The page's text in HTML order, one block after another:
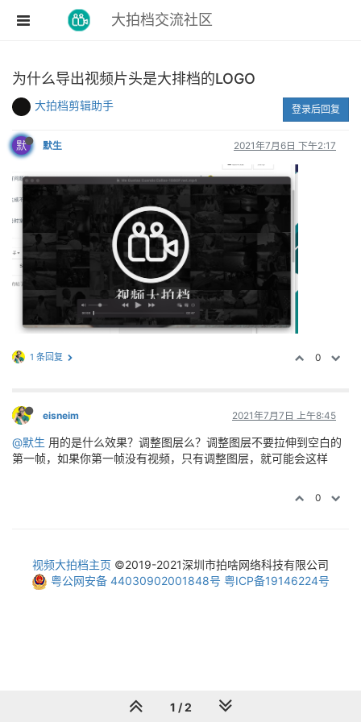
大拍档交流社区
为什么导出视频片头是大排档的LOGO
大拍档剪辑助手 登录后回复
默 默生 2021年7月6日 下午2:17
1 条回复 0
eisneim 2021年7月7日 上午8:45
@默生 用的是什么效果？调整图层么？调整图层不要拉伸到空白的
第一帧，如果你第一帧没有视频，只有调整图层，就可能会这样
0
1 / 2
视频大拍档主页 ©2019-2021深圳市拍啥网络科技有限公司
粤公网安备 44030902001848号 粤ICP备19146224号